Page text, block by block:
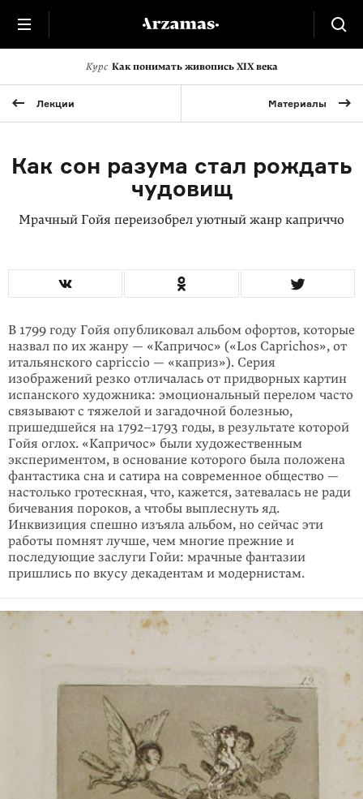
Курс Как понимать живопись XIX века
Лекции Материалы
Как сон разума стал рождать
чудовищ
Мрачный Гойя переизобрел уютный жанр каприччо
В 1799 году Гойя опубликовал альбом офортов, которые
назвал по их жанру — «Капричос» («Los Caprichos», от
итальянского capriccio — «каприз»). Серия
изображений резко отличалась от придворных картин
испанского художника: эмоциональный перелом часто
связывают с тяжелой и загадочной болезнью,
пришедшейся на 1792–1793 годы, в результате которой
Гойя оглох. «Капричос» были художественным
экспериментом, в основание которого была положена
фантастика сна и сатира на современное общество —
настолько гротескная, что, кажется, затевалась не ради
бичевания пороков, а чтобы выплеснуть яд.
Инквизиция спешно изъяла альбом, но сейчас эти
работы помнят лучше, чем многие прежние и
последующие заслуги Гойи: мрачные фантазии
пришлись по вкусу декадентам и модернистам.